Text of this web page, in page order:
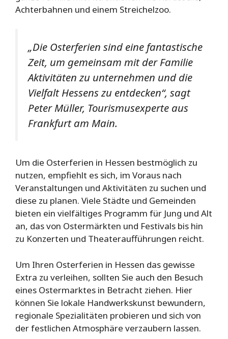
Achterbahnen und einem Streichelzoo.
„Die Osterferien sind eine fantastische
Zeit, um gemeinsam mit der Familie
Aktivitäten zu unternehmen und die
Vielfalt Hessens zu entdecken“, sagt
Peter Müller, Tourismusexperte aus
Frankfurt am Main.
Um die Osterferien in Hessen bestmöglich zu
nutzen, empfiehlt es sich, im Voraus nach
Veranstaltungen und Aktivitäten zu suchen und
diese zu planen. Viele Städte und Gemeinden
bieten ein vielfältiges Programm für Jung und Alt
an, das von Ostermärkten und Festivals bis hin
zu Konzerten und Theateraufführungen reicht.
Um Ihren Osterferien in Hessen das gewisse
Extra zu verleihen, sollten Sie auch den Besuch
eines Ostermarktes in Betracht ziehen. Hier
können Sie lokale Handwerkskunst bewundern,
regionale Spezialitäten probieren und sich von
der festlichen Atmosphäre verzaubern lassen.